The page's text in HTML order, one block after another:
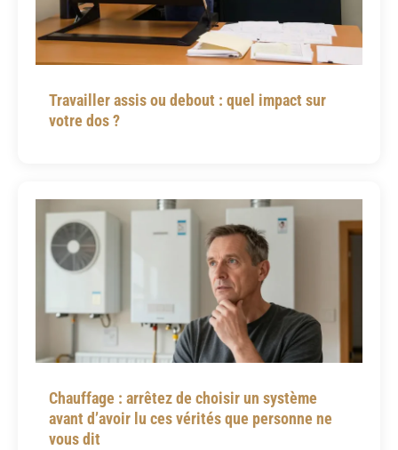
Travailler assis ou debout : quel impact sur
votre dos ?
Chauffage : arrêtez de choisir un système
avant d’avoir lu ces vérités que personne ne
vous dit